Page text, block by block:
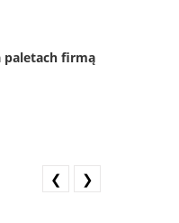
paletach firmą
❮ ❯